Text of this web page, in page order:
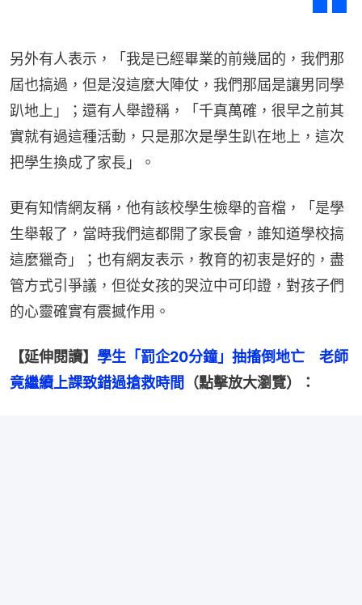
另外有人表示，「我是已經畢業的前幾屆的，我們那
屆也搞過，但是沒這麼大陣仗，我們那屆是讓男同學
趴地上」；還有人舉證稱，「千真萬確，很早之前其
實就有過這種活動，只是那次是學生趴在地上，這次
把學生換成了家長」。
更有知情網友稱，他有該校學生檢舉的音檔，「是學
生舉報了，當時我們這都開了家長會，誰知道學校搞
這麼獵奇」；也有網友表示，教育的初衷是好的，盡
管方式引爭議，但從女孩的哭泣中可印證，對孩子們
的心靈確實有震撼作用。
【延伸閱讀】 學生「罰企20分鐘」抽搐倒地亡　老師
竟繼續上課致錯過搶救時間 （點擊放大瀏覽）：